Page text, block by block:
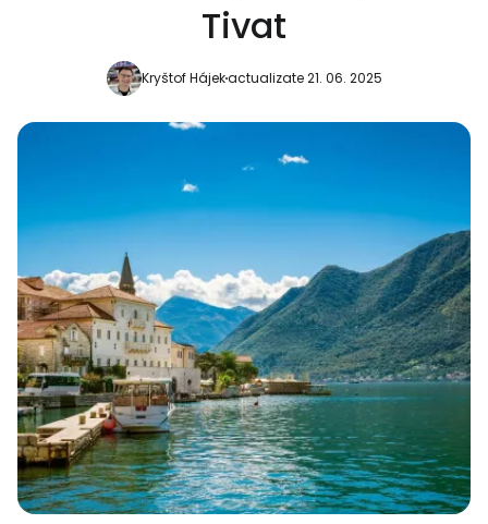
Tivat
Kryštof Hájekactualizate 21. 06. 2025
Continuați cu Facebook
Continuați cu e-mailul